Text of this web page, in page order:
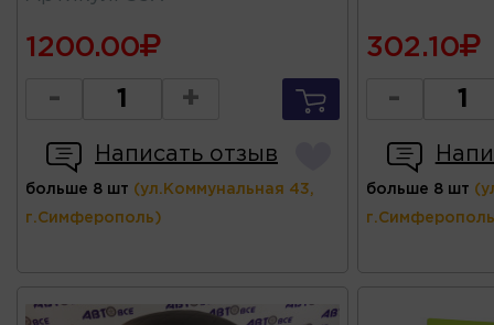
1200.00
- +
Написать отзыв
больше 8 шт (ул.Коммунальная 43,
г.Симферополь)
302.10
-
больше 8 шт